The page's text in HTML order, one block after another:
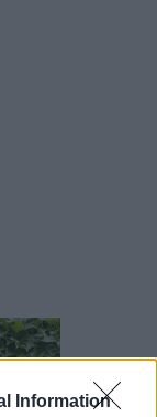
Information